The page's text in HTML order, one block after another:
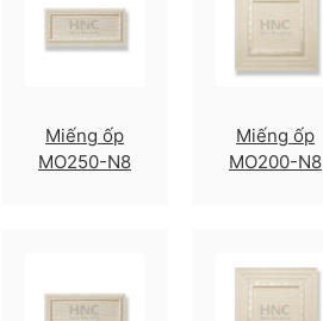
Miếng ốp
MO250-N8
Miếng ốp
MO200-N8